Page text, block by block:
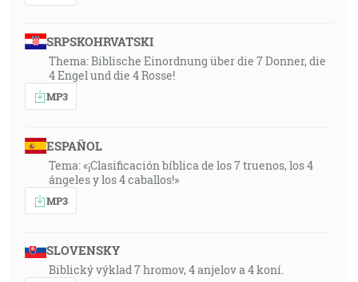
SRPSKOHRVATSKI
Thema: Biblische Einordnung über die 7 Donner, die
4 Engel und die 4 Rosse!
MP3
ESPAÑOL
Tema: «¡Clasificación bíblica de los 7 truenos, los 4
ángeles y los 4 caballos!»
MP3
SLOVENSKY
Biblický výklad 7 hromov, 4 anjelov a 4 koní.